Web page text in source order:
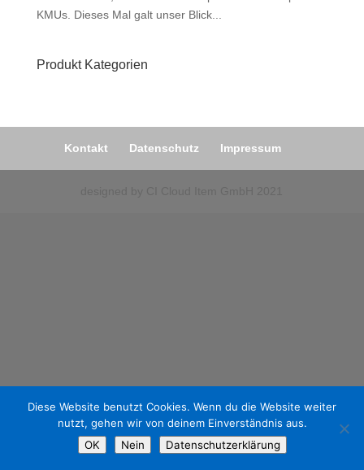
KMUs. Dieses Mal galt unser Blick...
Produkt Kategorien
Kontakt Datenschutz Impressum
Diese Website benutzt Cookies. Wenn du die Website weiter
nutzt, gehen wir von deinem Einverständnis aus.
OK
Nein Datenschutzerklärung